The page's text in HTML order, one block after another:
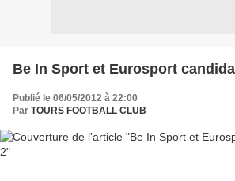
Be In Sport et Eurosport
Publié le 06/05/2012 à 22:00
Par TOURS FOOTBALL CLUB